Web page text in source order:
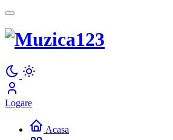
Logare
Acasa